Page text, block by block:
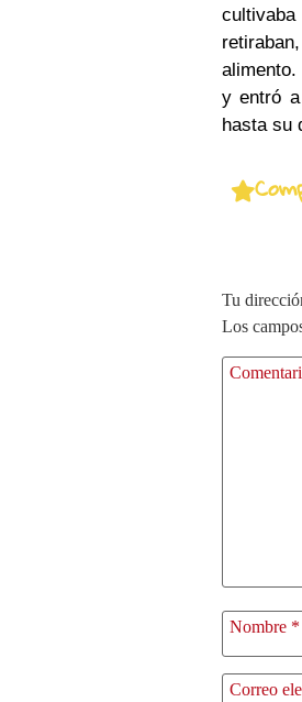
y entró
hasta su
Tu
Los
Nombre *
Correo